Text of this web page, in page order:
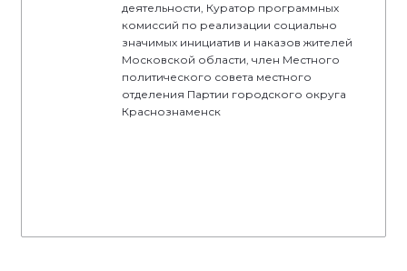
деятельности, Куратор программных
комиссий по реализации социально
значимых инициатив и наказов жителей
Московской области, член Местного
политического совета местного
отделения Партии городского округа
Краснознаменск